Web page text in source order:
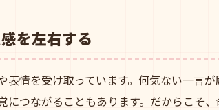
を左右する
情を受け取っています。何気ない一言
つながることもあります。だからこそ